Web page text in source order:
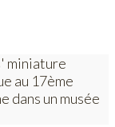
miniature
au 17ème
dans un musée